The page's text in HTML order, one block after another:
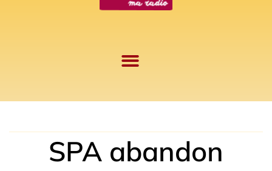
SPA abandon